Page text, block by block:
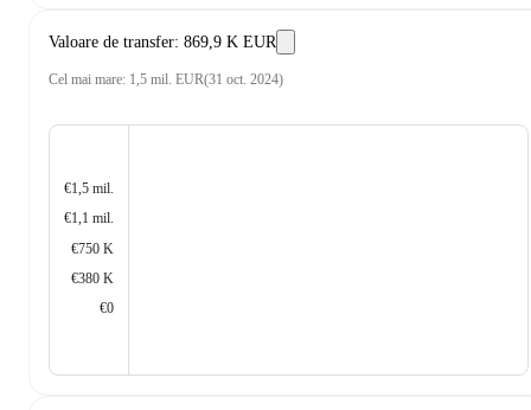
Valoare de transfer: 869,9 K EUR
Cel mai mare: 1,5 mil. EUR(31 oct. 2024)
€1,5 mil.
€1,1 mil.
€750 K
€380 K
€0